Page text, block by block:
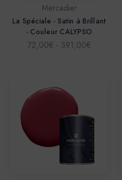
Mercadier
La Spéciale - Satin à Brillant
- Couleur CALYPSO
72,00€ - 391,00€